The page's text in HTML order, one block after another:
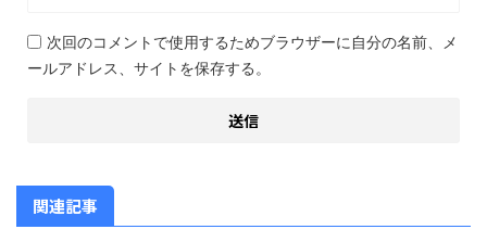
次回のコメントで使用するためブラウザーに自分の名前、メ
ールアドレス、サイトを保存する。
関連記事